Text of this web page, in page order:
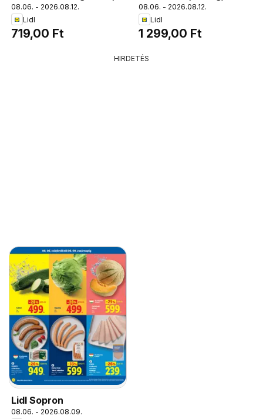
x 125 g; 1 kg = 2 876 Ft
08.06. - 2026.08.12.
Lidl
719,00 Ft
= 2 598 Ft
08.06. - 2026.08.12.
Lidl
1 299,00 Ft
HIRDETÉS
Lidl Sopron
08.06. - 2026.08.09.